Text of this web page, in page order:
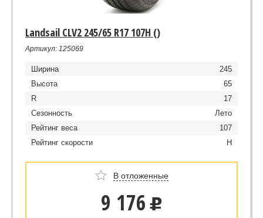
Landsail CLV2 245/65 R17 107H ()
Артикул: 125069
Ширина
245
Высота
65
R
17
Сезонность
Лето
Рейтинг веса
107
Рейтинг скорости
H
В отложенные
9 176 u